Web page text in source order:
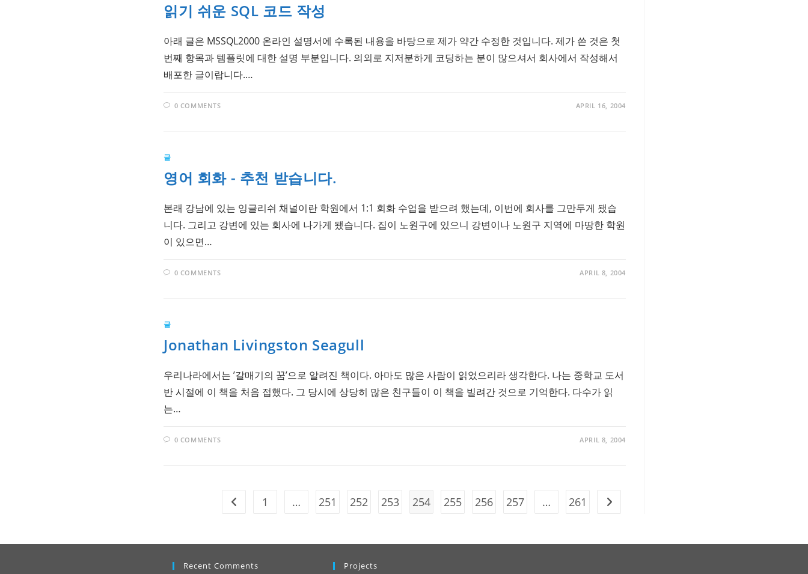
읽기 쉬운 SQL 코드 작성
아래 글은 MSSQL2000 온라인 설명서에 수록된 내용을 바탕으로 제가 약간 수정한 것입니다. 제가 쓴 것은 첫
번째 항목과 템플릿에 대한 설명 부분입니다. 의외로 지저분하게 코딩하는 분이 많으셔서 회사에서 작성해서
배포한 글이랍니다.…
0 COMMENTS APRIL 16, 2004
글
영어 회화 - 추천 받습니다.
본래 강남에 있는 잉글리쉬 채널이란 학원에서 1:1 회화 수업을 받으려 했는데, 이번에 회사를 그만두게 됐습
니다. 그리고 강변에 있는 회사에 나가게 됐습니다. 집이 노원구에 있으니 강변이나 노원구 지역에 마땅한 학원
이 있으면…
0 COMMENTS APRIL 8, 2004
글
Jonathan Livingston Seagull
우리나라에서는 ’갈매기의 꿈’으로 알려진 책이다. 아마도 많은 사람이 읽었으리라 생각한다. 나는 중학교 도서
반 시절에 이 책을 처음 접했다. 그 당시에 상당히 많은 친구들이 이 책을 빌려간 것으로 기억한다. 다수가 읽
는…
0 COMMENTS APRIL 8, 2004
Go to the previous page
1 … 251 252 253 254 255 256 257 … 261 Go to the next page
Recent Comments Projects